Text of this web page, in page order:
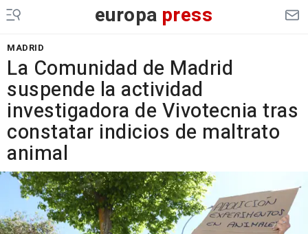
europa press
MADRID
La Comunidad de Madrid
suspende la actividad
investigadora de Vivotecnia tras
constatar indicios de maltrato
animal